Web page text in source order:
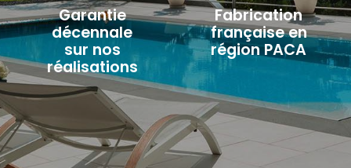
Garantie
décennale
sur nos
réalisations
Fabrication
française en
région PACA